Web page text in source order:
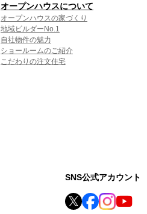
オープンハウスについて
オープンハウスの家づくり
地域ビルダーNo.1
自社物件の魅力
ショールームのご紹介
こだわりの注文住宅
SNS公式アカウント